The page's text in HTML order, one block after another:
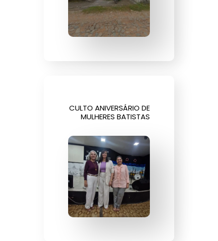
CULTO ANIVERSÁRIO DE
MULHERES BATISTAS